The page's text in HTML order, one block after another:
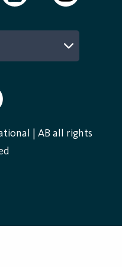
| AB all rights